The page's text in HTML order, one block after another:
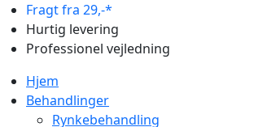
Fragt fra 29,-*
Hurtig levering
Professionel vejledning
Hjem
Behandlinger
Rynkebehandling